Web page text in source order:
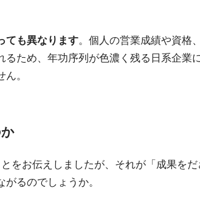
ても異なります。個人の営業成績や資格
るため、年功序列が色濃く残る日系企業
。
をお伝えしましたが、それが「成果を
るのでしょうか。